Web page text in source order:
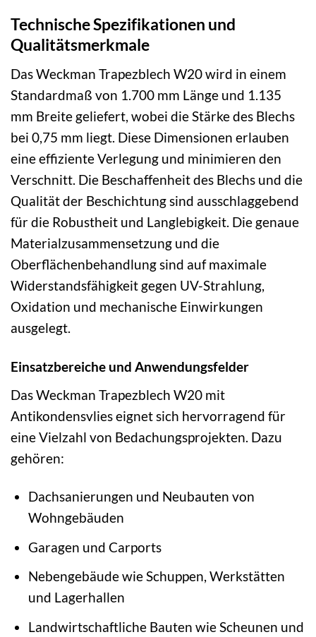
Technische Spezifikationen und
Qualitätsmerkmale
Das Weckman Trapezblech W20 wird in einem
Standardmaß von 1.700 mm Länge und 1.135
mm Breite geliefert, wobei die Stärke des Blechs
bei 0,75 mm liegt. Diese Dimensionen erlauben
eine effiziente Verlegung und minimieren den
Verschnitt. Die Beschaffenheit des Blechs und die
Qualität der Beschichtung sind ausschlaggebend
für die Robustheit und Langlebigkeit. Die genaue
Materialzusammensetzung und die
Oberflächenbehandlung sind auf maximale
Widerstandsfähigkeit gegen UV-Strahlung,
Oxidation und mechanische Einwirkungen
ausgelegt.
Einsatzbereiche und Anwendungsfelder
Das Weckman Trapezblech W20 mit
Antikondensvlies eignet sich hervorragend für
eine Vielzahl von Bedachungsprojekten. Dazu
gehören:
Dachsanierungen und Neubauten von
Wohngebäuden
Garagen und Carports
Nebengebäude wie Schuppen, Werkstätten
und Lagerhallen
Landwirtschaftliche Bauten wie Scheunen und